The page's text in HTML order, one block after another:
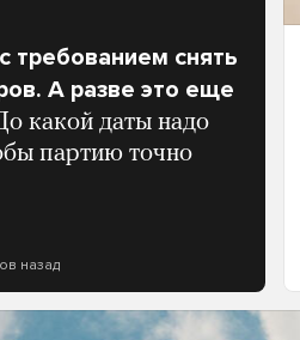
требованием снять
А разве это еще
какой даты надо
партию точно
назад